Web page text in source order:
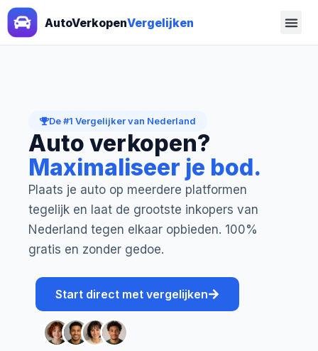
AutoVerkopenVergelijken
De #1 Vergelijker van Nederland
Auto verkopen?
Maximaliseer je bod.
Plaats je auto op meerdere platformen
tegelijk en laat de grootste inkopers van
Nederland tegen elkaar opbieden. 100%
gratis en zonder gedoe.
Start direct met vergelijken